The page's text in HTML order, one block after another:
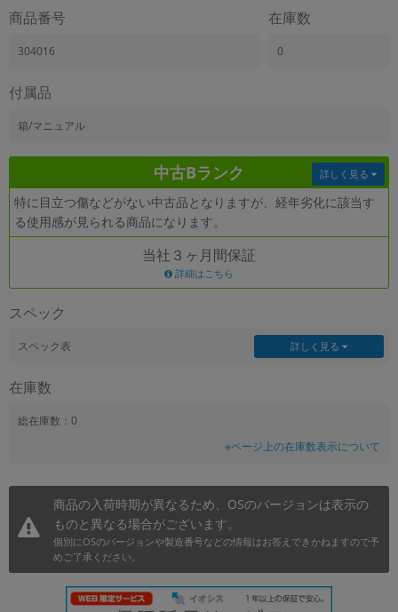
商品番号
304016
在庫数
0
付属品
箱/マニュアル
中古Bランク
特に目立つ傷などがない中古品となりますが、経年劣化に該当す
る使用感が見られる商品になります。
詳しく見る
当社３ヶ月間保証
詳細はこちら
スペック
スペック表 詳しく見る
在庫数
総在庫数：0
※ページ上の在庫数表示について
商品の入荷時期が異なるため、OSのバージョンは表示の
ものと異なる場合がございます。
個別にOSのバージョンや製造番号などの情報はお答えできかねますので予
めご了承ください。
機能・特徴
ドライブの絞り込み
ランク
CPU
CPUの絞り込み
価格